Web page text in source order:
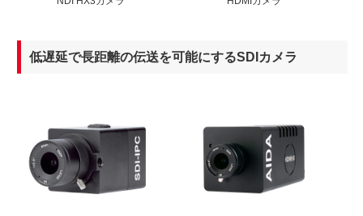
低遅延で長距離の伝送を可能にするSDIカメラ